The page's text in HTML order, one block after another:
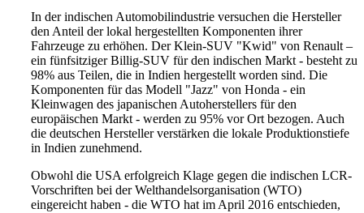
In der indischen Automobilindustrie versuchen die Hersteller
den Anteil der lokal hergestellten Komponenten ihrer
Fahrzeuge zu erhöhen. Der Klein-SUV "Kwid" von Renault –
ein fünfsitziger Billig-SUV für den indischen Markt - besteht zu
98% aus Teilen, die in Indien hergestellt worden sind. Die
Komponenten für das Modell "Jazz" von Honda - ein
Kleinwagen des japanischen Autoherstellers für den
europäischen Markt - werden zu 95% vor Ort bezogen. Auch
die deutschen Hersteller verstärken die lokale Produktionstiefe
in Indien zunehmend.
Obwohl die USA erfolgreich Klage gegen die indischen LCR-
Vorschriften bei der Welthandelsorganisation (WTO)
eingereicht haben - die WTO hat im April 2016 entschieden,